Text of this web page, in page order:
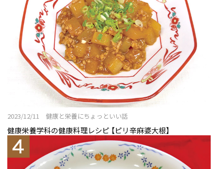
2023/12/11 健康と栄養にちょっといい話
健康栄養学科の健康料理レシピ 【ピリ辛麻婆大根】